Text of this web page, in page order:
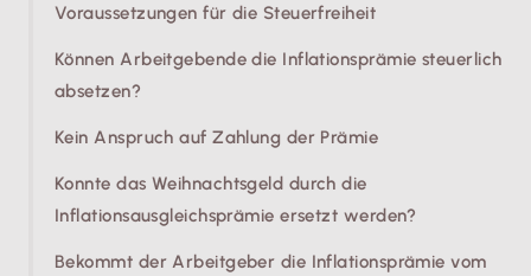
Voraussetzungen für die Steuerfreiheit
Können Arbeitgebende die Inflationsprämie steuerlich
absetzen?
Kein Anspruch auf Zahlung der Prämie
Konnte das Weihnachtsgeld durch die
Inflationsausgleichsprämie ersetzt werden?
Bekommt der Arbeitgeber die Inflationsprämie vom